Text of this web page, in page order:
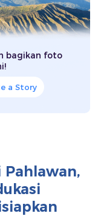
bagikan foto
a Story
Pahlawan,